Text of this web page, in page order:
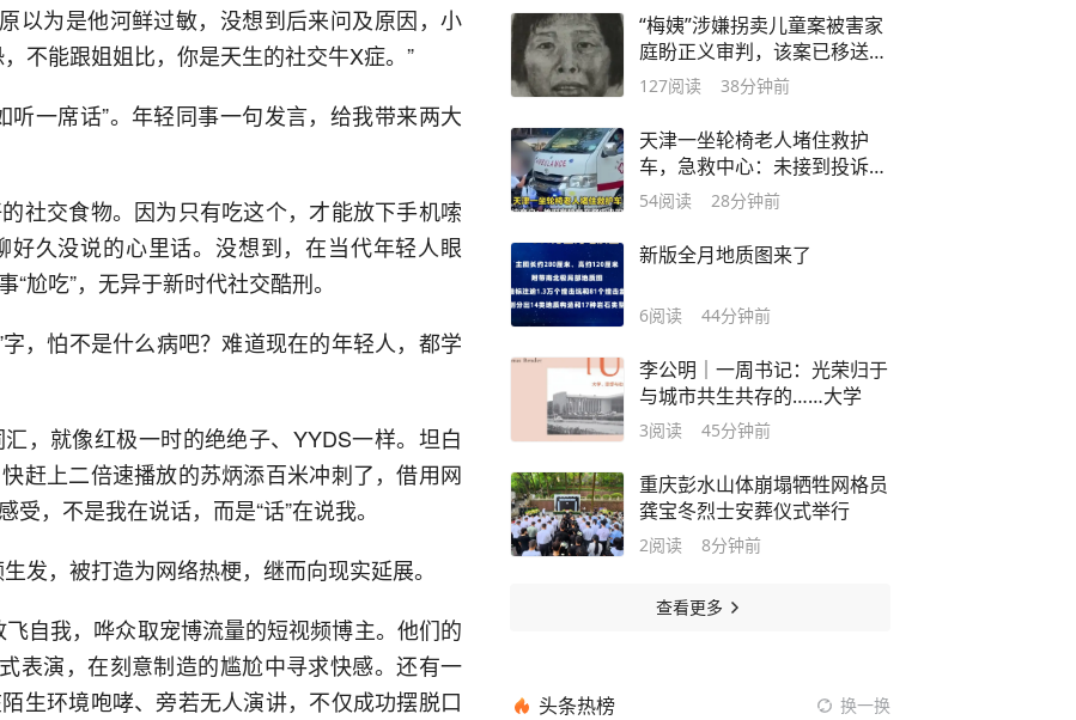
以为是他河鲜过敏，没想到后来问及原因，小
不能跟姐姐比，你是天生的社交牛X症。”
一席话”。年轻同事一句发言，给我带来两大
社交食物。因为只有吃这个，才能放下手机嗦
久没说的心里话。没想到，在当代年轻人眼
尬吃”，无异于新时代社交酷刑。
，怕不是什么病吧？难道现在的年轻人，都学
，就像红极一时的绝绝子、YYDS一样。坦白
赶上二倍速播放的苏炳添百米冲刺了，借用网
，不是我在说话，而是“话”在说我。
发，被打造为网络热梗，继而向现实延展。
自我，哗众取宠博流量的短视频博主。他们的
表演，在刻意制造的尴尬中寻求快感。还有一
生环境咆哮、旁若无人演讲，不仅成功摆脱口
“梅姨”涉嫌拐卖儿童案被害家
庭盼正义审判，该案已移送审
查起诉
127阅读 38分钟前
天津一坐轮椅老人堵住救护
车，急救中心：未接到投诉，
正调查
54阅读 28分钟前
新版全月地质图来了
6阅读 44分钟前
李公明｜一周书记：光荣归于
与城市共生共存的……大学
3阅读 45分钟前
重庆彭水山体崩塌牺牲网格员
龚宝冬烈士安葬仪式举行
2阅读 8分钟前
查看更多
头条热榜 换一换